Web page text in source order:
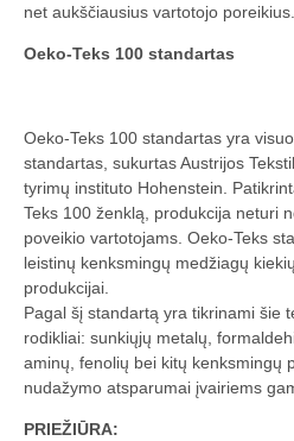
net aukščiausius vartotojo poreikius.
Oeko-Teks 100 standartas
Oeko-Teks 100 standartas yra
standartas, sukurtas Austrijos
tyrimų instituto Hohenstein.
Teks 100 ženklą, produkcija neturi
poveikio vartotojams. Oeko-Teks
leistinų kenksmingų medžiagų
produkcijai.
Pagal šį standartą yra tikrinami šie
rodikliai: sunkiųjų metalų,
aminų, fenolių bei kitų kenksmingų
nudažymo atsparumai įvairiems
PRIEŽIŪRA: